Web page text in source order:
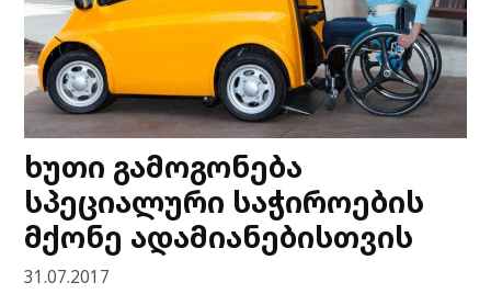
ხუთი გამოგონება
სპეციალური საჭიროების
მქონე ადამიანებისთვის
31.07.2017